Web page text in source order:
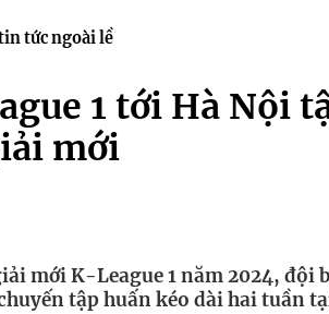
tin tức ngoài lề
1 tới Hà Nội
mới
mới K-League 1 năm 2024, đội
tập huấn kéo dài hai tuần